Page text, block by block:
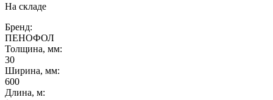
На складе
Бренд:
ПЕНОФОЛ
Толщина, мм:
30
Ширина, мм:
600
Длина, м: